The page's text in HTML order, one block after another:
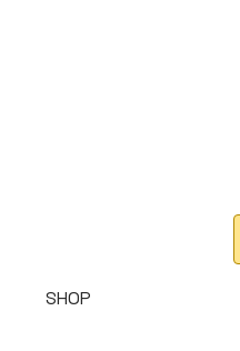
SHOP